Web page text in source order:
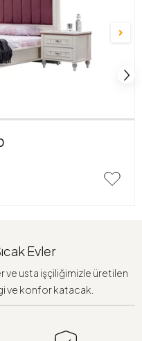
Evler
ve usta işçiliğimizle üretilen
ve konfor katacak.